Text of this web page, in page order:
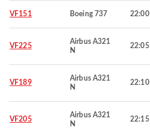
VF151 Boeing 737 22:00
VF225
Airbus A321
N
22:05
VF189
Airbus A321
N
22:10
VF205
Airbus A321
N
22:15